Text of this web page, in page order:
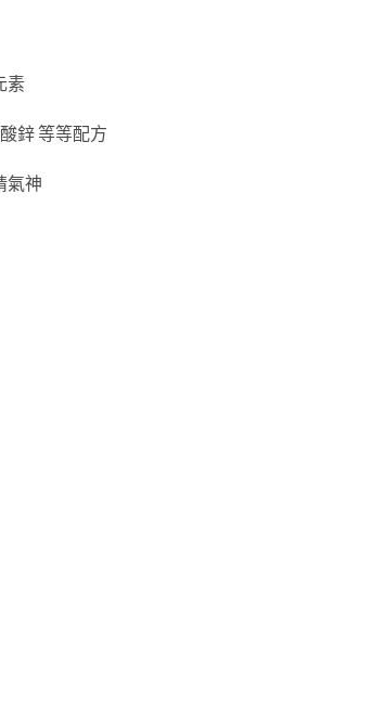
素
鋅 等等配方
氣神